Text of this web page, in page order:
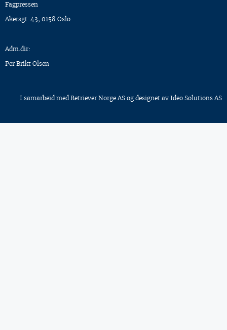
Fagpressen
Akersgt. 43, 0158 Oslo
Adm.dir:
Per Brikt Olsen
I samarbeid med Retriever Norge AS og designet av Ideo Solutions AS